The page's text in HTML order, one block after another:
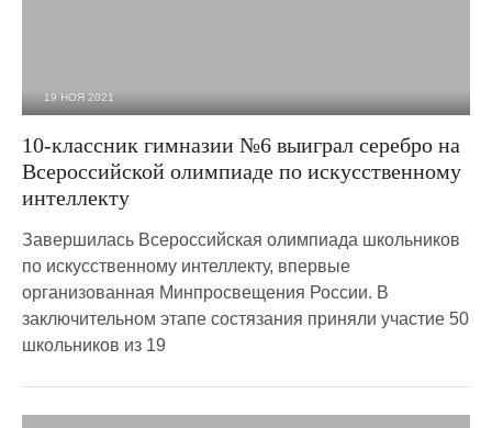
19 НОЯ 2021
10-классник гимназии №6 выиграл серебро на
Всероссийской олимпиаде по искусственному
интеллекту
Завершилась Всероссийская олимпиада школьников
по искусственному интеллекту, впервые
организованная Минпросвещения России. В
заключительном этапе состязания приняли участие 50
школьников из 19